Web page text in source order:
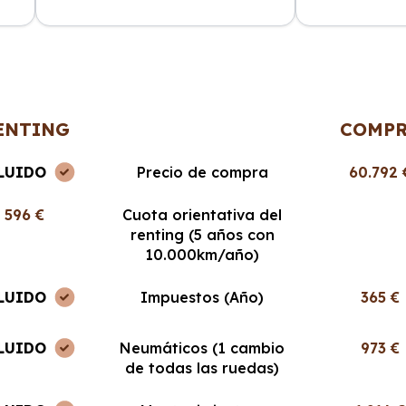
Precio de compra 60.792
596 €
Cuota orientativa del
renting (5 años con
10.000km/año)
Impuestos (Año) 365 €
Neumáticos (1 cambio
de todas las ruedas)
973 €